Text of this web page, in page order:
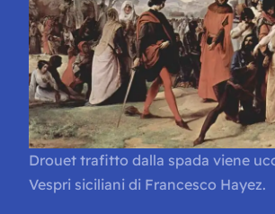
Drouet trafitto dalla spada viene
Vespri siciliani di Francesco Hayez.